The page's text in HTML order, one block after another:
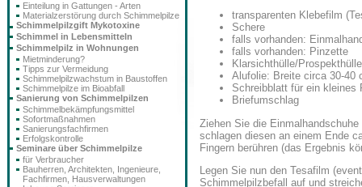
transparenten Klebefilm
Schere
falls vorhanden:
falls vorhanden: Pinzette
Klarsichthülle/
Alufolie: Breite circa 30-40
Schreibblatt für ein kleines
Briefumschlag
Ziehen Sie die
schlagen diesen an einem Ende
Fingern berühren (das Ergebnis
Legen Sie nun den Tesafilm
Schimmelpilzbefall auf und
Einteilung in Gattungen - Arten
Materialzerstörung durch Schimmelpilze
Schimmelpilzgift Mykotoxine
Schimmel in Lebensmitteln
Schimmelpilz in Wohnungen
Mietminderung?
Tipps zur Vermeidung
Schimmelpilzwachstum in Baustoffen
Schimmelpilze im Bioabfall
Sanierung von Schimmelpilzen
Schimmelbekämpfungsmittel
Sofortmaßnahmen
Sanierungsfachfirmen
Erfolgskontrolle
Seminare über Schimmelpilze
für Verbraucher
Bauherren, Architekten, Ingenieure,
Fachfirmen, Hausverwaltungen